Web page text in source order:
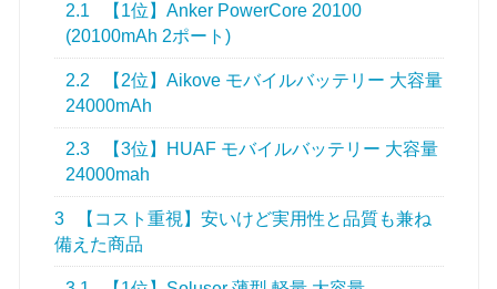
2.1
【1位】Anker PowerCore 20100
(20100mAh 2ポート)
2.2
【2位】Aikove モバイルバッテリー 大容量
24000mAh
2.3
【3位】HUAF モバイルバッテリー 大容量
24000mah
3
【コスト重視】安いけど実用性と品質も兼ね
備えた商品